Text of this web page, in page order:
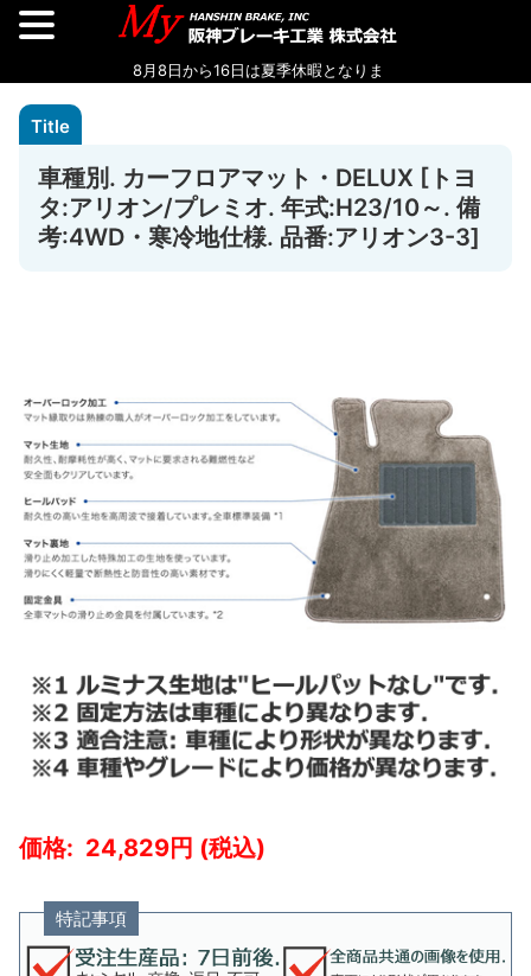
車種別. カーフロアマット・DELUX [トヨ
タ:アリオン/プレミオ. 年式:H23/10～. 備
考:4WD・寒冷地仕様. 品番:アリオン3-3]
24,829
特記事項